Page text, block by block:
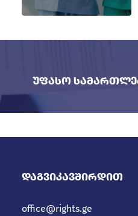
Უფასო
Დაგვიკავშირდით
office@rights.ge